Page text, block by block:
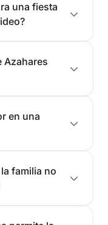
una fiesta
Azahares
en una
familia no